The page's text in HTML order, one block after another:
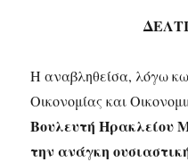
Η αναβληθείσα, λόγω
Οικονομίας και
Βουλευτή Ηρακλείου
την ανάγκη